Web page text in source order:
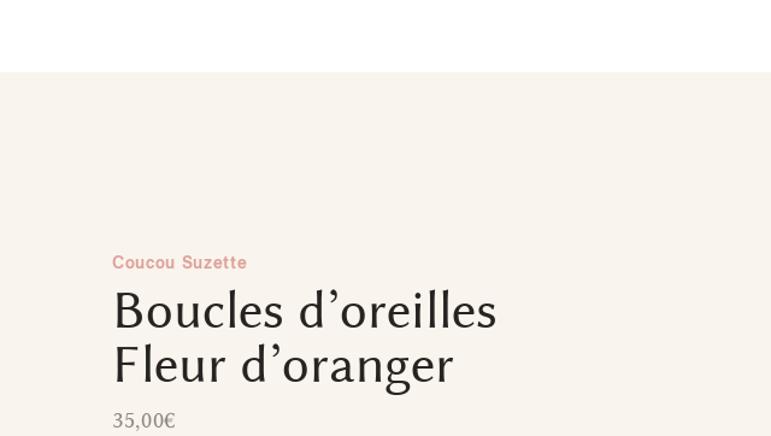
Coucou Suzette
Boucles d’oreilles
Fleur d’oranger
35,00€